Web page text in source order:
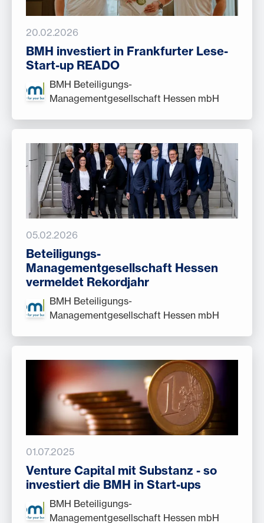
20.02.2026
BMH investiert in Frankfurter Lese-
Start-up READO
BMH Beteiligungs-
Managementgesellschaft Hessen mbH
05.02.2026
Beteiligungs-
Managementgesellschaft Hessen
vermeldet Rekordjahr
BMH Beteiligungs-
Managementgesellschaft Hessen mbH
01.07.2025
Venture Capital mit Substanz - so
investiert die BMH in Start-ups
BMH Beteiligungs-
Managementgesellschaft Hessen mbH